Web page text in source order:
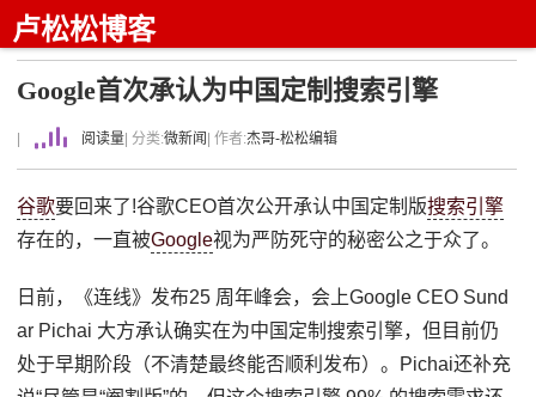
卢松松博客
Google首次承认为中国定制搜索引擎
阅读量 | 分类:微新闻 | 作者:杰哥-松松编辑
谷歌要回来了!谷歌CEO首次公开承认中国定制版搜索引擎
存在的，一直被Google视为严防死守的秘密公之于众了。
日前，《连线》发布25 周年峰会，会上Google CEO Sund
ar Pichai 大方承认确实在为中国定制搜索引擎，但目前仍
处于早期阶段（不清楚最终能否顺利发布）。Pichai还补充